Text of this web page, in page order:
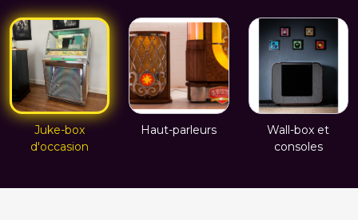
Juke-box
d'occasion
Haut-parleurs
Wall-box et
consoles